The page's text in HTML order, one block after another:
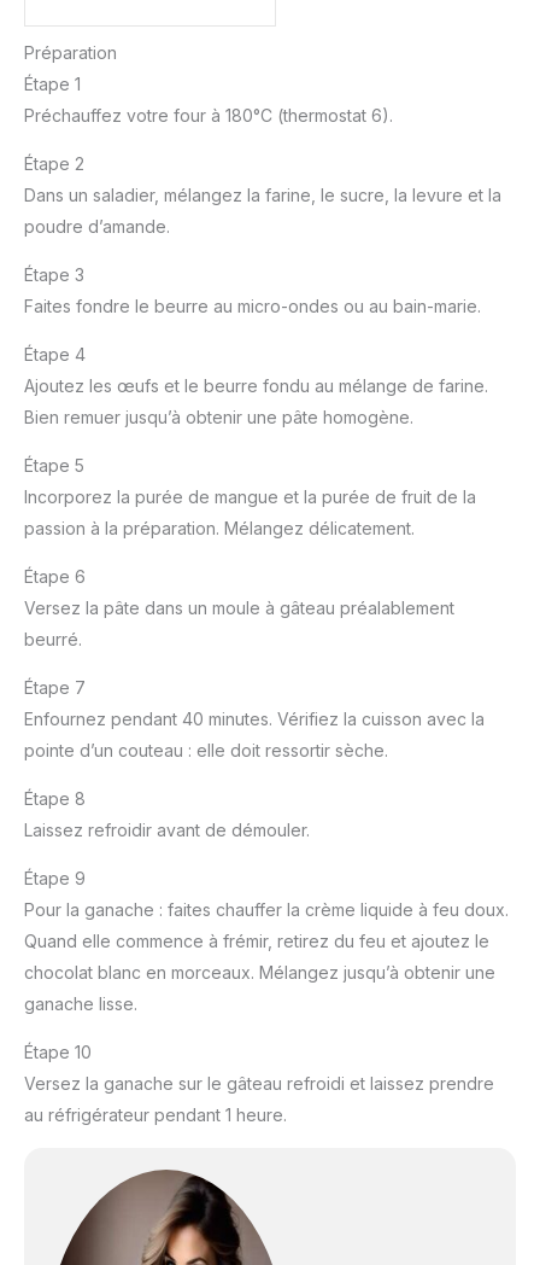
Préparation
Étape 1
Préchauffez votre four à 180°C (thermostat 6).
Étape 2
Dans un saladier, mélangez la farine, le sucre, la levure et la
poudre d’amande.
Étape 3
Faites fondre le beurre au micro-ondes ou au bain-marie.
Étape 4
Ajoutez les œufs et le beurre fondu au mélange de farine.
Bien remuer jusqu’à obtenir une pâte homogène.
Étape 5
Incorporez la purée de mangue et la purée de fruit de la
passion à la préparation. Mélangez délicatement.
Étape 6
Versez la pâte dans un moule à gâteau préalablement
beurré.
Étape 7
Enfournez pendant 40 minutes. Vérifiez la cuisson avec la
pointe d’un couteau : elle doit ressortir sèche.
Étape 8
Laissez refroidir avant de démouler.
Étape 9
Pour la ganache : faites chauffer la crème liquide à feu doux.
Quand elle commence à frémir, retirez du feu et ajoutez le
chocolat blanc en morceaux. Mélangez jusqu’à obtenir une
ganache lisse.
Étape 10
Versez la ganache sur le gâteau refroidi et laissez prendre
au réfrigérateur pendant 1 heure.